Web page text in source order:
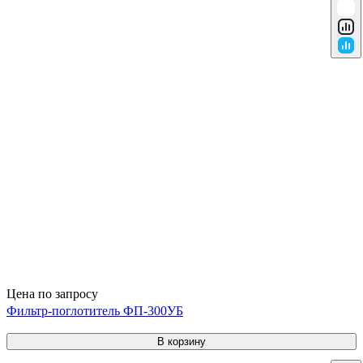
Цена по запросу
Фильтр-поглотитель ФП-300УБ
В корзину